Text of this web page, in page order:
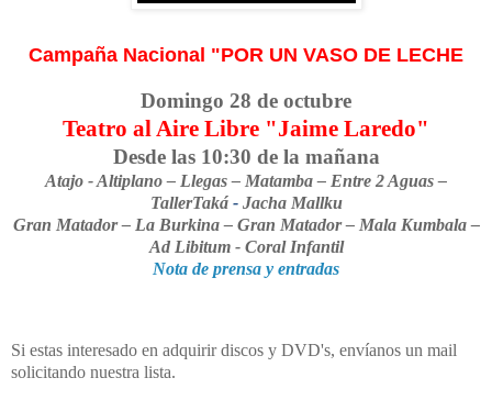
Campaña Nacional "POR UN VASO DE LECHE
Domingo 28 de octubre
Teatro al Aire Libre "Jaime Laredo"
Desde las 10:30 de la mañana
Atajo - Altiplano – Llegas – Matamba – Entre 2 Aguas –
TallerTaká - Jacha Mallku
Gran Matador – La Burkina – Gran Matador – Mala Kumbala –
Ad Libitum - Coral Infantil
Nota de prensa y entradas
Si estas interesado en adquirir discos y DVD's, envíanos un mail
solicitando nuestra lista.